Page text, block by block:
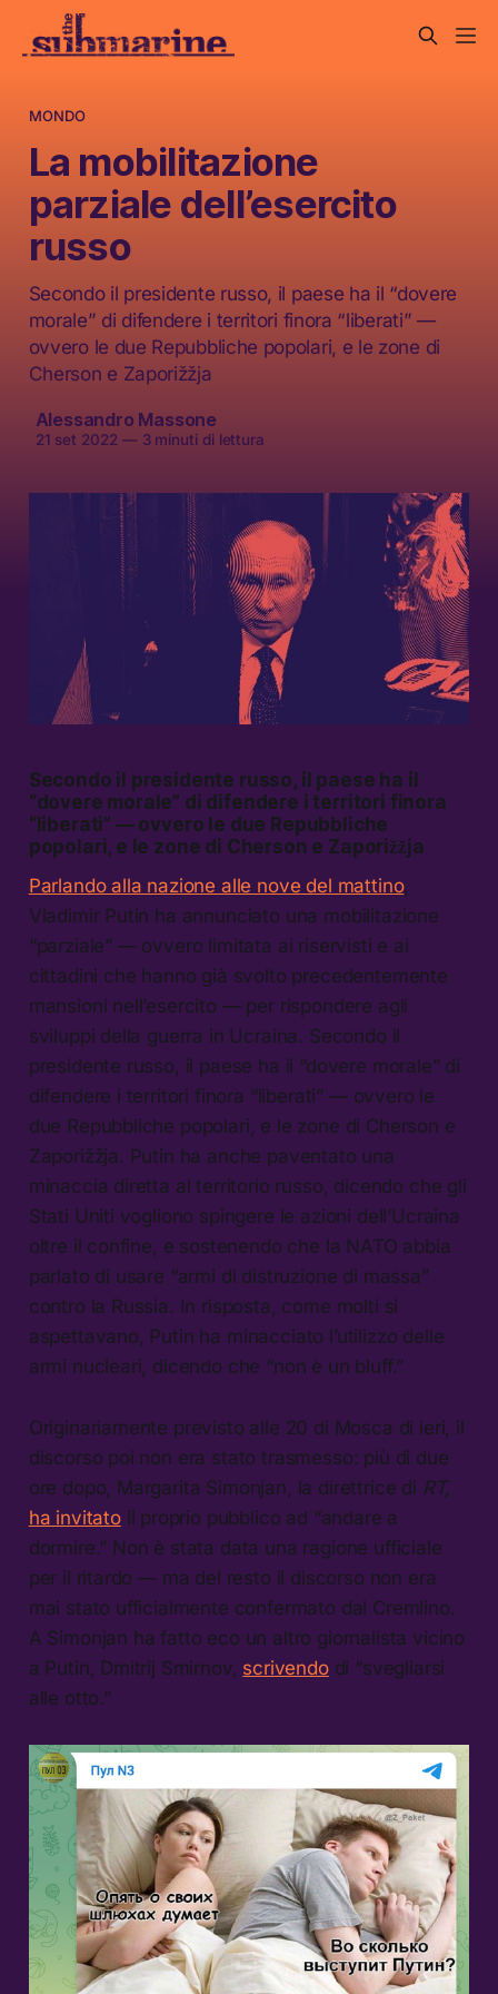
MONDO
La mobilitazione
parziale dell’esercito
russo
Secondo il presidente russo, il paese ha il “dovere
morale” di difendere i territori finora “liberati” —
ovvero le due Repubbliche popolari, e le zone di
Cherson e Zaporižžja
Alessandro Massone
21 set 2022 —3 minuti di lettura
Secondo il presidente russo, il paese ha il
“dovere morale” di difendere i territori finora
“liberati” — ovvero le due Repubbliche
popolari, e le zone di Cherson e Zaporižžja
Parlando alla nazione alle nove del mattino,
Vladimir Putin ha annunciato una mobilitazione
“parziale” — ovvero limitata ai riservisti e ai
cittadini che hanno già svolto precedentemente
mansioni nell’esercito — per rispondere agli
sviluppi della guerra in Ucraina. Secondo il
presidente russo, il paese ha il “dovere morale” di
difendere i territori finora “liberati” — ovvero le
due Repubbliche popolari, e le zone di Cherson e
Zaporižžja. Putin ha anche paventato una
minaccia diretta al territorio russo, dicendo che gli
Stati Uniti vogliono spingere le azioni dell’Ucraina
oltre il confine, e sostenendo che la NATO abbia
parlato di usare “armi di distruzione di massa”
contro la Russia. In risposta, come molti si
aspettavano, Putin ha minacciato l’utilizzo delle
armi nucleari, dicendo che “non è un bluff.”
Originariamente previsto alle 20 di Mosca di ieri, il
discorso poi non era stato trasmesso: più di due
ore dopo, Margarita Simonjan, la direttrice di RT,
ha invitatoil proprio pubblico ad “andare a
dormire.” Non è stata data una ragione ufficiale
per il ritardo — ma del resto il discorso non era
mai stato ufficialmente confermato dal Cremlino.
A Simonjan ha fatto eco un altro giornalista vicino
a Putin, Dmitrij Smirnov, scrivendodi “svegliarsi
alle otto.”